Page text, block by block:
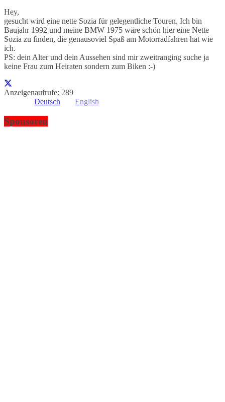
Hey,
gesucht wird eine nette Sozia für gelegentliche Touren. Ich bin
Baujahr 1992 und meine BMW 1975 wäre schön hier eine Nette
Sozia zu finden, die genausoviel Spaß am Motorradfahren hat wie
ich.
PS: dein Alter und dein Aussehen sind mir zweitranging suche ja
keine Frau zum Heiraten sondern zum Biken :-)
Anzeigenaufrufe: 289
Deutsch
English
Sponsoren